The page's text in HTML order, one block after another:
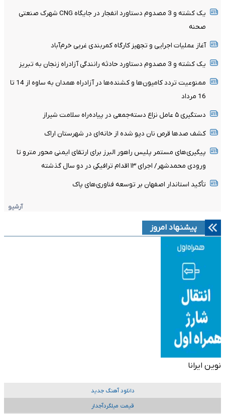
یک کشته و 3 مصدوم دستاورد انفجار در جایگاه CNG شهرک صنعتی
صحنه
آغاز عملیات اجرایی و تجهیز کارگاه کمربندی غربی خرم‌آباد
یک کشته و 3 مصدوم دستاورد حادثه رانندگی آزادراه زنجان به تبریز
ممنوعیت تردد کامیون‌ها و کشنده‌ها در آزادراه همدان به ساوه از 14 تا
16 مرداد
دستگیری ۵ عامل نزاع دسته‌جمعی در پیاده‌راه سلامت شیراز
کشف صدها قرص نان دپو شده از خانه‌ای در شهرستان اراک
پیگیری‌های مستمر پلیس راهور البرز برای ارتقای ایمنی محور مترو تا
ورودی محمدشهر/ اجرای ۱۳ اقدام ترافیکی در دو سال گذشته
تأکید استاندار اصفهان بر توسعه فناوری‌های پاک
آرشیو
پیشنهاد امروز
نوین ایرانا
دانلود آهنگ جدید
قیمت میلگردآجدار